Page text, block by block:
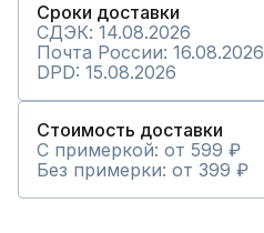
Сроки доставки
СДЭК: 14.08.2026
Почта России: 16.08.2026
DPD: 15.08.2026
Стоимость доставки
С примеркой: от 599 ₽
Без примерки: от 399 ₽